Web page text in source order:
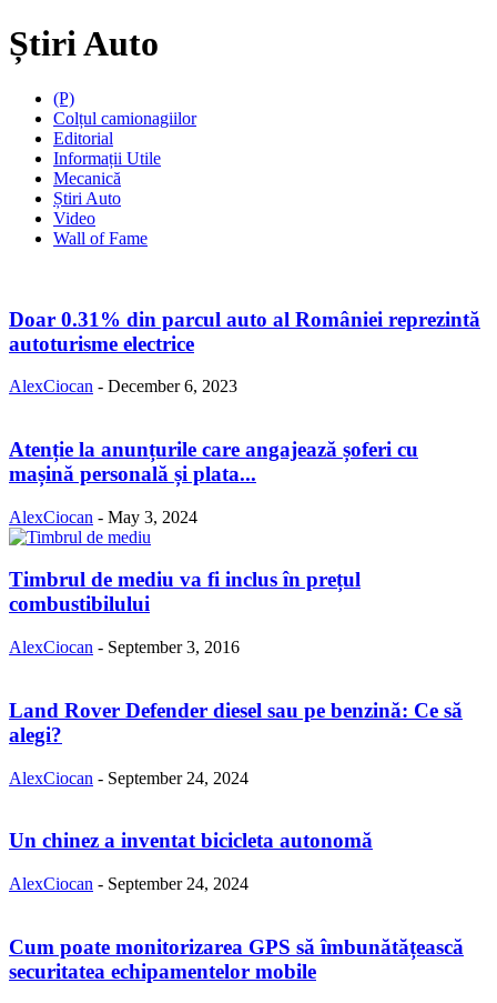
Știri Auto
(P)
Colțul camionagiilor
Editorial
Informații Utile
Mecanică
Știri Auto
Video
Wall of Fame
Doar 0.31% din parcul auto al României reprezintă
autoturisme electrice
AlexCiocan - December 6, 2023
Atenție la anunțurile care angajează șoferi cu
mașină personală și plata...
AlexCiocan - May 3, 2024
Timbrul de mediu va fi inclus în prețul
combustibilului
AlexCiocan - September 3, 2016
Land Rover Defender diesel sau pe benzină: Ce să
alegi?
AlexCiocan - September 24, 2024
Un chinez a inventat bicicleta autonomă
AlexCiocan - September 24, 2024
Cum poate monitorizarea GPS să îmbunătățească
securitatea echipamentelor mobile